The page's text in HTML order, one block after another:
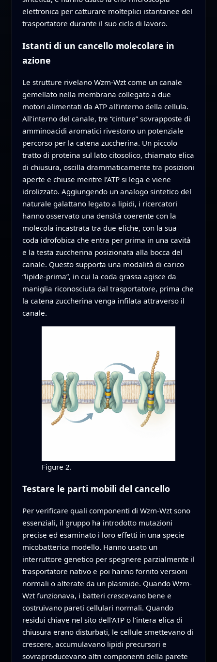
elettronica per catturare molteplici istantanee del
trasportatore durante il suo ciclo di lavoro.
Istanti di un cancello molecolare in
azione
Le strutture rivelano Wzm-Wzt come un canale
gemellato nella membrana collegato a due
motori alimentati da ATP all’interno della cellula.
All’interno del canale, tre “cinture” sovrapposte di
amminoacidi aromatici rivestono un potenziale
percorso per la catena zuccherina. Un piccolo
tratto di proteina sul lato citosolico, chiamato elica
di chiusura, oscilla drammaticamente tra posizioni
aperte e chiuse mentre l’ATP si lega e viene
idrolizzato. Aggiungendo un analogo sintetico del
naturale galattano legato a lipidi, i ricercatori
hanno osservato una densità coerente con la
molecola incastrata tra due eliche, con la sua
coda idrofobica che entra per prima in una cavità
e la testa zuccherina posizionata alla bocca del
canale. Questo supporta una modalità di carico
“lipide-prima”, in cui la coda grassa agisce da
maniglia riconosciuta dal trasportatore, prima che
la catena zuccherina venga infilata attraverso il
canale.
Figure 2.
Testare le parti mobili del cancello
Per verificare quali componenti di Wzm-Wzt sono
essenziali, il gruppo ha introdotto mutazioni
precise ed esaminato i loro effetti in una specie
micobatterica modello. Hanno usato un
interruttore genetico per spegnere parzialmente il
trasportatore nativo e poi hanno fornito versioni
normali o alterate da un plasmide. Quando Wzm-
Wzt funzionava, i batteri crescevano bene e
costruivano pareti cellulari normali. Quando
residui chiave nel sito dell’ATP o l’intera elica di
chiusura erano disturbati, le cellule smettevano di
crescere, accumulavano lipidi precursori e
sovraproducevano altri componenti della parete